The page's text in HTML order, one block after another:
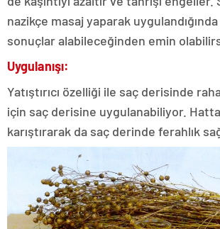
nazikçe masaj yaparak
sonuçlar alabileceğinden emin
Uygulanışı:
Yatıştırıcı özelliği ile saç derisinde
için saç derisine uygulanabiliyor.
karıştırarak da saç derinde ferahlık